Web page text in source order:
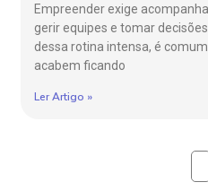
Empreender exige
gerir equipes e tomar
dessa rotina intensa, é
acabem ficando
Ler Artigo »